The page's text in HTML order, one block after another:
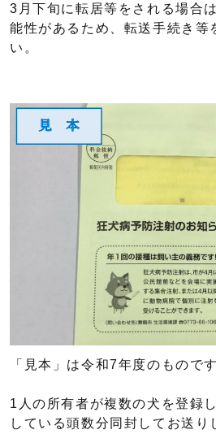
3月下旬に転居等をされる場合
能性があるため、転送手続き等
い。
「見本」は令和7年度のものです
1人の所有者が複数の犬を登録
している頭数分同封してお送り